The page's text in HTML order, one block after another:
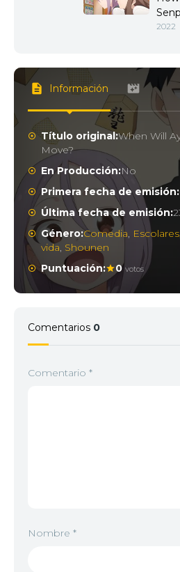
2022
Información
Título original:When Will
Move?
En Producción:No
Primera fecha de emisión:
Última fecha de emisión:
Género:Comedia, Escolares
vida, Shounen
Puntuación:
0 votos
Comentarios 0
Comentario *
Nombre *